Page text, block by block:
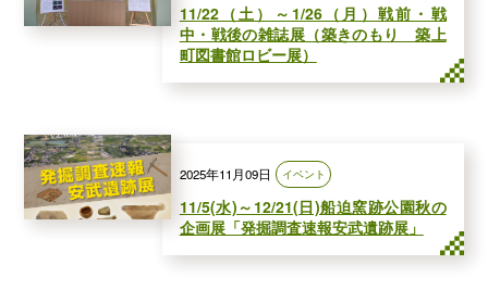
11/22（土）～1/26（月）戦前・戦
中・戦後の雑誌展（築きのもり 築上
町図書館ロビー展）
2025年11月09日 イベント
11/5(水)～12/21(日)船迫窯跡公園秋の
企画展「発掘調査速報安武遺跡展」